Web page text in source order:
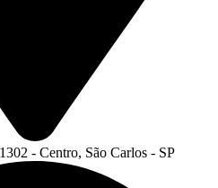
- Centro, São Carlos - SP